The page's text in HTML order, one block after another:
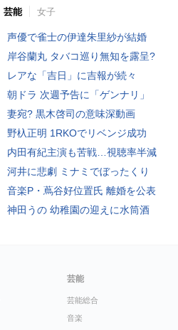
芸能 女子
声優で雀士の伊達朱里紗が結婚
岸谷蘭丸 タバコ巡り無知を露呈?
レアな「吉日」に吉報が続々
朝ドラ 次週予告に「ゲンナリ」
妻宛? 黒木啓司の意味深動画
野杁正明 1RKOでリベンジ成功
内田有紀主演も苦戦…視聴率半減
河井に悲劇 ミナミでぼったくり
音楽P・蔦谷好位置氏 離婚を公表
神田うの 幼稚園の迎えに水筒酒
芸能
芸能総合
音楽